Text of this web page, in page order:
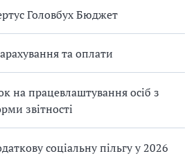
Головбух Бюджет
та оплати
на працевлаштування осіб з
звітності
соціальну пільгу у 2026